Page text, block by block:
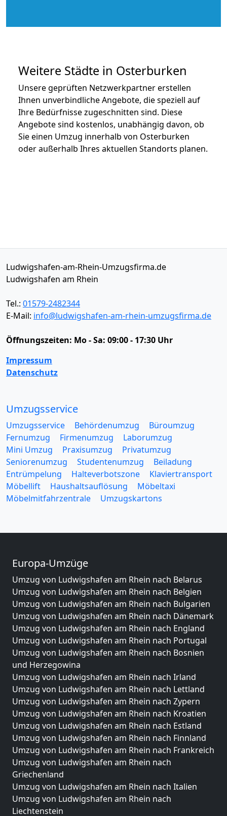
Weitere Städte in Osterburken
Unsere geprüften Netzwerkpartner erstellen
Ihnen unverbindliche Angebote, die speziell auf
Ihre Bedürfnisse zugeschnitten sind. Diese
Angebote sind kostenlos, unabhängig davon, ob
Sie einen Umzug innerhalb von Osterburken
oder außerhalb Ihres aktuellen Standorts planen.
Ludwigshafen-am-Rhein-Umzugsfirma.de
Ludwigshafen am Rhein
Tel.: 01579-2482344
E-Mail: info@ludwigshafen-am-rhein-umzugsfirma.de
Öffnungszeiten: Mo - Sa: 09:00 - 17:30 Uhr
Impressum
Datenschutz
Umzugsservice
Umzugsservice Behördenumzug
Büroumzug
Fernumzug
Firmenumzug
Laborumzug
Mini Umzug
Praxisumzug
Privatumzug
Seniorenumzug
Studentenumzug
Beiladung
Entrümpelung
Halteverbotszone
Klaviertransport
Möbellift
Haushaltsauflösung
Möbeltaxi
Möbelmitfahrzentrale
Umzugskartons
Europa-Umzüge
Umzug von Ludwigshafen am Rhein nach Belarus
Umzug von Ludwigshafen am Rhein nach Belgien
Umzug von Ludwigshafen am Rhein nach Bulgarien
Umzug von Ludwigshafen am Rhein nach Dänemark
Umzug von Ludwigshafen am Rhein nach England
Umzug von Ludwigshafen am Rhein nach Portugal
Umzug von Ludwigshafen am Rhein nach Bosnien
und Herzegowina
Umzug von Ludwigshafen am Rhein nach Irland
Umzug von Ludwigshafen am Rhein nach Lettland
Umzug von Ludwigshafen am Rhein nach Zypern
Umzug von Ludwigshafen am Rhein nach Kroatien
Umzug von Ludwigshafen am Rhein nach Estland
Umzug von Ludwigshafen am Rhein nach Finnland
Umzug von Ludwigshafen am Rhein nach Frankreich
Umzug von Ludwigshafen am Rhein nach
Griechenland
Umzug von Ludwigshafen am Rhein nach Italien
Umzug von Ludwigshafen am Rhein nach
Liechtenstein